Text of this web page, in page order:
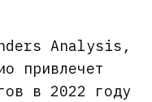
Analysis,
привлечет
в 2022 году